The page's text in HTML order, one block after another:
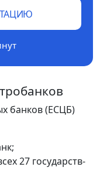
банков (ЕСЦБ)
27 государств-